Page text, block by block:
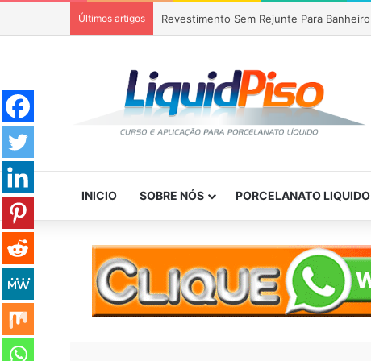
Últimos artigos Piso Epóxi em Banheiro Anália Franco SP
INICIO SOBRE NÓS PORCELANATO LIQUIDO